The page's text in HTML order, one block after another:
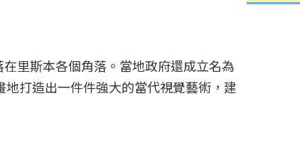
里斯本各個角落。當地政府還成立名為
打造出一件件強大的當代視覺藝術，建